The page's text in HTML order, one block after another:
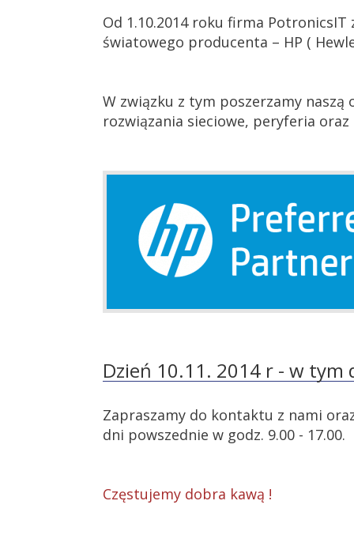
Od 1.10.2014 roku firma
światowego producenta – HP (
W związku z tym poszerzamy
rozwiązania sieciowe, peryferia
Dzień 10.11. 2014 r - w
Zapraszamy do kontaktu z nami
dni powszednie w godz. 9.00 - 17.00.
Częstujemy dobra kawą !